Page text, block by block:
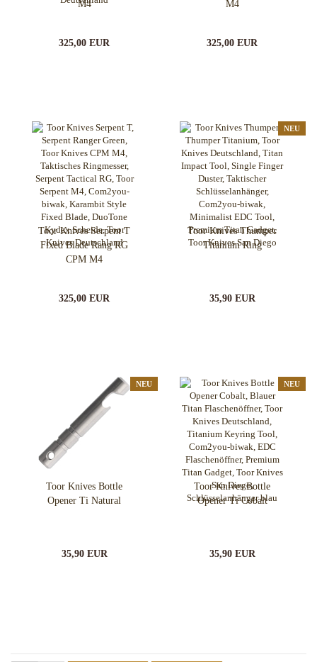
M4
325,00 EUR
M4
325,00 EUR
Toor Knives Serpent T
Fixed Blade Rang RG
CPM M4
325,00 EUR
NEU
Toor Knives Thumper
Titanium Ring
35,90 EUR
NEU
Toor Knives Bottle
Opener Ti Natural
35,90 EUR
NEU
Toor Knives Bottle
Opener Ti Cobalt
35,90 EUR